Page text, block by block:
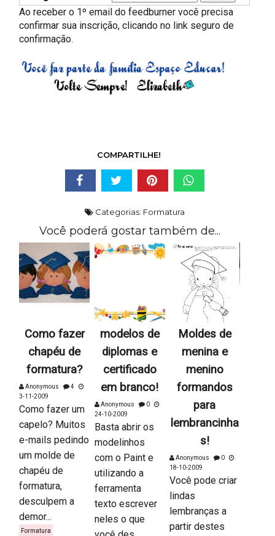
Ao receber o 1º email do feedburner você precisa
confirmar sua inscrição, clicando no link seguro de
confirmação.
COMPARTILHE!
Categorias: Formatura
Você poderá gostar também de...
Como fazer
chapéu de
formatura?
Anonymous
4
3-11-2009
Como fazer um
capelo? Muitos
e-mails pedindo
um molde de
chapéu de
formatura,
desculpem a
demor...
Formatura
modelos de
diplomas e
certificado
em branco!
Anonymous
0
24-10-2009
Basta abrir os
modelinhos
com o Paint e
utilizando a
ferramenta
texto escrever
neles o que
Moldes de
menina e
menino
formandos
para
lembrancinha
s!
Anonymous
0
18-10-2009
Você pode criar
lindas
lembranças a
partir destes